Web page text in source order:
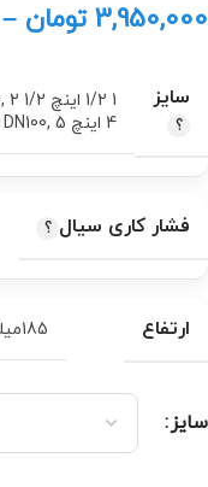
3,950,000 تومان –
سایز 1 1/2 اینچ DN40 , 2 1/2 اینچ DN65
4 اینچ DN100
, 5 اینچ DN125
فشار کاری سیال
ارتفاع 185میلیمتر
سایز